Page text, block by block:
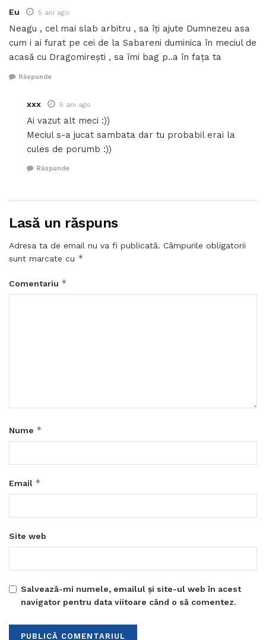
Eu 5 ani ago
Neagu , cel mai slab arbitru , sa îți ajute Dumnezeu asa
cum i ai furat pe cei de la Sabareni duminica în meciul de
acasă cu Dragomirești , sa îmi bag p..a în fața ta
Răspunde
xxx 5 ani ago
Ai vazut alt meci :))
Meciul s-a jucat sambata dar tu probabil erai la
cules de porumb :))
Răspunde
Lasă un răspuns
Adresa ta de email nu va fi publicată. Câmpurile obligatorii
sunt marcate cu *
Comentariu *
Nume *
Email *
Site web
Salvează-mi numele, emailul și site-ul web în acest
navigator pentru data viitoare când o să comentez.